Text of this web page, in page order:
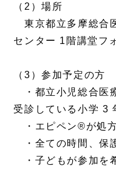
（2）場所
東京都立多摩総合
センター 1階講堂フ
（3）参加予定の方
・都立小児総合医
受診している小学 3
・エピペン®が処
・全ての時間、保
・子どもが参加を